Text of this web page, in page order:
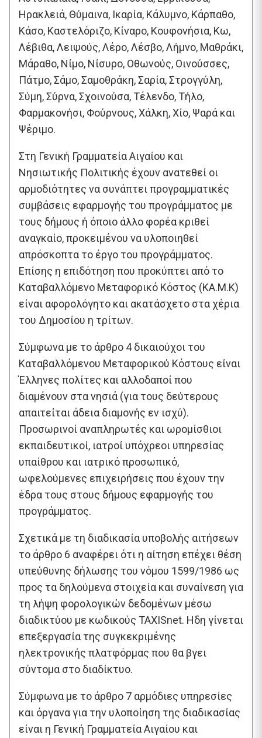
Ηρακλειά, Θύμαινα, Ικαρία, Κάλυμνο, Κάρπαθο,
Κάσο, Καστελόριζο, Κίναρο, Κουφονήσια, Κω,
Λέβιθα, Λειψούς, Λέρο, Λέσβο, Λήμνο, Μαθράκι,
Μάραθο, Νίμο, Νίσυρο, Οθωνούς, Οινούσσες,
Πάτμο, Σάμο, Σαμοθράκη, Σαρία, Στρογγύλη,
Σύμη, Σύρνα, Σχοινούσα, Τέλενδο, Τήλο,
Φαρμακονήσι, Φούρνους, Χάλκη, Χίο, Ψαρά και
Ψέριμο.
Στη Γενική Γραμματεία Αιγαίου και
Νησιωτικής Πολιτικής έχουν ανατεθεί οι
αρμοδιότητες να συνάπτει προγραμματικές
συμβάσεις εφαρμογής του προγράμματος με
τους δήμους ή όποιο άλλο φορέα κριθεί
αναγκαίο, προκειμένου να υλοποιηθεί
απρόσκοπτα το έργο του προγράμματος.
Επίσης η επιδότηση που προκύπτει από το
Καταβαλλόμενο Μεταφορικό Κόστος (ΚΑ.Μ.Κ)
είναι αφορολόγητο και ακατάσχετο στα χέρια
του Δημοσίου η τρίτων.
Σύμφωνα με το άρθρο 4 δικαιούχοι του
Καταβαλλόμενου Μεταφορικού Κόστους είναι
Έλληνες πολίτες και αλλοδαποί που
διαμένουν στα νησιά (για τους δεύτερους
απαιτείται άδεια διαμονής εν ισχύ).
Προσωρινοί αναπληρωτές και ωρομίσθιοι
εκπαιδευτικοί, ιατροί υπόχρεοι υπηρεσίας
υπαίθρου και ιατρικό προσωπικό,
ωφελούμενες επιχειρήσεις που έχουν την
έδρα τους στους δήμους εφαρμογής του
προγράμματος.
Σχετικά με τη διαδικασία υποβολής αιτήσεων
το άρθρο 6 αναφέρει ότι η αίτηση επέχει θέση
υπεύθυνης δήλωσης του νόμου 1599/1986 ως
προς τα δηλούμενα στοιχεία και συναίνεση για
τη λήψη φορολογικών δεδομένων μέσω
διαδικτύου με κωδικούς ΤΑΧΙSnet. Ηδη γίνεται
επεξεργασία της συγκεκριμένης
ηλεκτρονικής πλατφόρμας που θα βγει
σύντομα στο διαδίκτυο.
Σύμφωνα με το άρθρο 7 αρμόδιες υπηρεσίες
και όργανα για την υλοποίηση της διαδικασίας
είναι η Γενική Γραμματεία Αιγαίου και